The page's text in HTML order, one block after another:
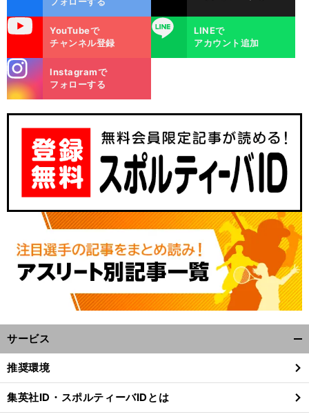
YouTubeで
チャンネル登録
LINE
LINEで
アカウント追加
m
Instagramで
フォローする
サービス
閉
る
推奨環境
集英社ID・スポルティーバIDとは